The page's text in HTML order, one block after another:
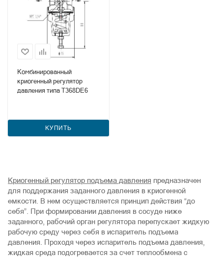
Комбинированный
криогенный регулятор
давления типа T368DE6
КУПИТЬ
Криогенный регулятор подъема давления предназначен
для поддержания заданного давления в криогенной
емкости. В нем осуществляется принцип действия “до
себя”. При формировании давления в сосуде ниже
заданного, рабочий орган регулятора перепускает жидкую
рабочую среду через себя в испаритель подъема
давления. Проходя через испаритель подъема давления,
жидкая среда подогревается за счет теплообмена с